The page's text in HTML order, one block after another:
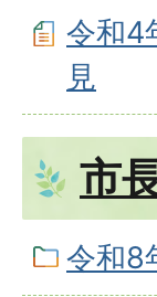
令和4
見
市
令和8